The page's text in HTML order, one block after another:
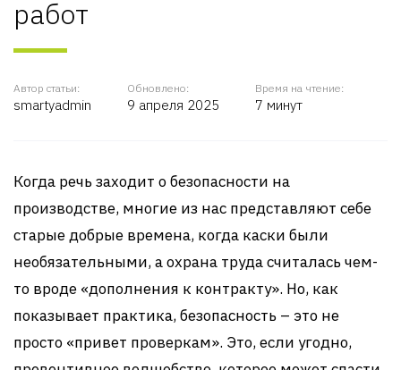
работ
Автор статьи:
smartyadmin
Обновлено:
9 апреля 2025
Время на чтение:
7 минут
Когда речь заходит о безопасности на
производстве, многие из нас представляют себе
старые добрые времена, когда каски были
необязательными, а охрана труда считалась чем-
то вроде «дополнения к контракту». Но, как
показывает практика, безопасность – это не
просто «привет проверкам». Это, если угодно,